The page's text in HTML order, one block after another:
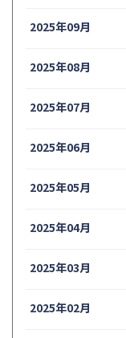
2025年09月
2025年08月
2025年07月
2025年06月
2025年05月
2025年04月
2025年03月
2025年02月